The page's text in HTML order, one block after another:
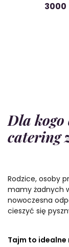
3000
Dla
catering
Rodzice, osoby
mamy żadnych
nowoczesna
cieszyć się
Tajm to idealne